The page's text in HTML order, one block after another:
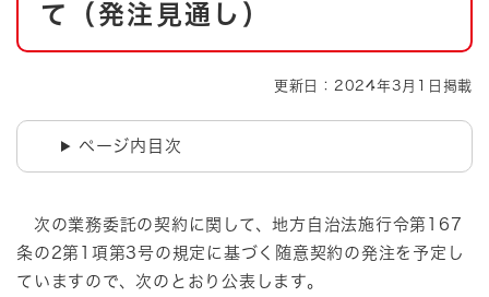
文字サイズ 標準 拡大
て（発注見通し）
更新日：2024年3月1日掲載
ページ内目次
次の業務委託の契約に関して、地方自治法施行令第167
条の2第1項第3号の規定に基づく随意契約の発注を予定し
ていますので、次のとおり公表します。